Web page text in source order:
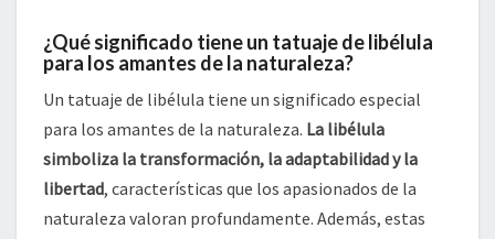
¿Qué significado tiene un tatuaje de libélula
para los amantes de la naturaleza?
Un tatuaje de libélula tiene un significado especial
para los amantes de la naturaleza. La libélula
simboliza la transformación, la adaptabilidad y la
libertad, características que los apasionados de la
naturaleza valoran profundamente. Además, estas